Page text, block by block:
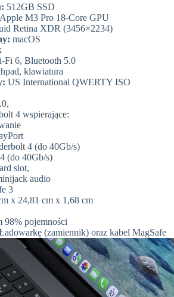
512GB SSD
Apple M3 Pro 18-Core GPU
Retina XDR (3456×2234)
macOS
Fi 6, Bluetooth 5.0
klawiatura
US International QWERTY ISO
4 wspierające:
4 (do 40Gb/s)
(do 40Gb/s)
slot,
audio
3
x 24,81 cm x 1,68 cm
98% pojemności
(zamiennik) oraz kabel MagSafe